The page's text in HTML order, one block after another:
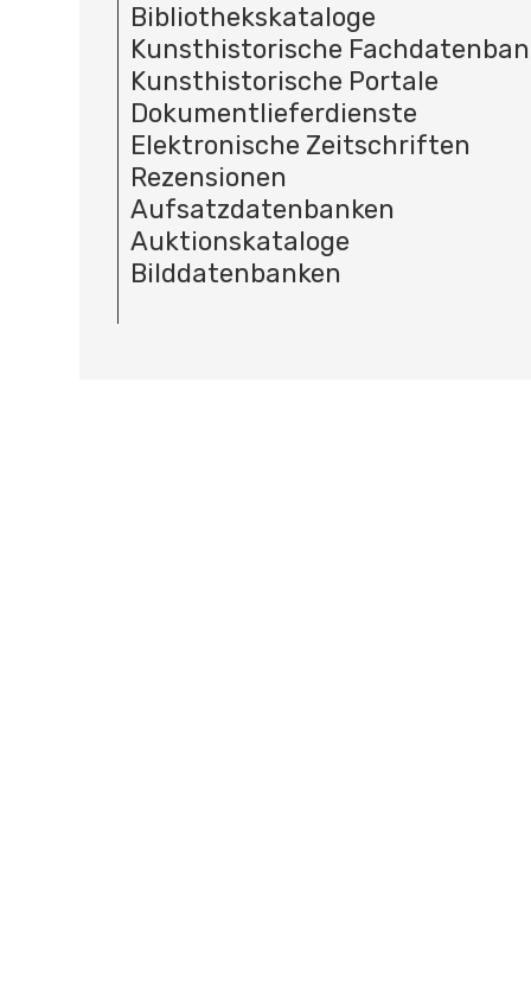
Bibliothekskataloge
Kunsthistorische
Kunsthistorische Portale
Dokumentlieferdienste
Elektronische Zeitschriften
Rezensionen
Aufsatzdatenbanken
Auktionskataloge
Bilddatenbanken